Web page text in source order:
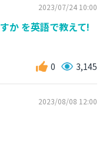
2023/07/24 10:00
か を英語で教えて!
0 3,145
2023/08/08 12:00